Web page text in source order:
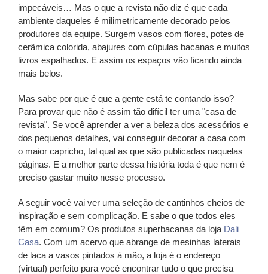
impecáveis… Mas o que a revista não diz é que cada
ambiente daqueles é milimetricamente decorado pelos
produtores da equipe. Surgem vasos com flores, potes de
cerâmica colorida, abajures com cúpulas bacanas e muitos
livros espalhados. E assim os espaços vão ficando ainda
mais belos.
Mas sabe por que é que a gente está te contando isso?
Para provar que não é assim tão difícil ter uma "casa de
revista". Se você aprender a ver a beleza dos acessórios e
dos pequenos detalhes, vai conseguir decorar a casa com
o maior capricho, tal qual as que são publicadas naquelas
páginas. E a melhor parte dessa história toda é que nem é
preciso gastar muito nesse processo.
A seguir você vai ver uma seleção de cantinhos cheios de
inspiração e sem complicação. E sabe o que todos eles
têm em comum? Os produtos superbacanas da loja Dali
Casa. Com um acervo que abrange de mesinhas laterais
de laca a vasos pintados à mão, a loja é o endereço
(virtual) perfeito para você encontrar tudo o que precisa